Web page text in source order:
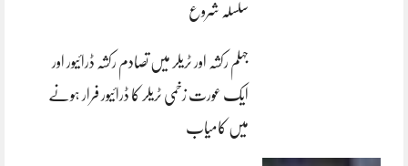
سلسلہ شروع
جہلم رکشہ اور ٹریلر میں تصادم رکشہ ڈرائیور اور
ایک عورت زخمی ٹریلر کا ڈرائیور فرار ہونے
میں کامیاب